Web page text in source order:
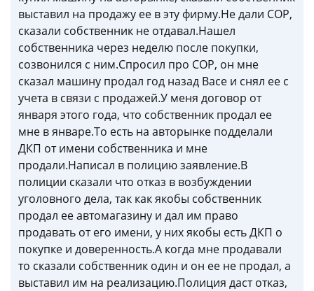
выставил на продажу ее в эту фирму.Не дали СОР,
сказали собственник не отдавал.Нашел
собственника через неделю после покупки,
созвонился с ним.Спросил про СОР, он мне
сказал машину продал год назад Васе и снял ее с
учета в связи с продажей.У меня договор от
января этого года, что собственник продал ее
мне в январе.То есть на авторынке подделали
ДКП от имени собственника и мне
продали.Написал в полицию заявление.В
полиции сказали что отказ в возбуждении
уголовного дела, так как якобы собственник
продал ее автомагазину и дал им право
продавать от его имени, у них якобы есть ДКП о
покупке и доверенность.А когда мне продавали
то сказали собственник один и он ее не продал, а
выставил им на реализацию.Полиция даст отказ,